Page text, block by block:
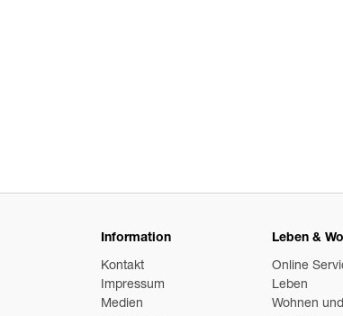
Information
Kontakt
Impressum
Medien
Leben &
Online
Leben
Wohnen